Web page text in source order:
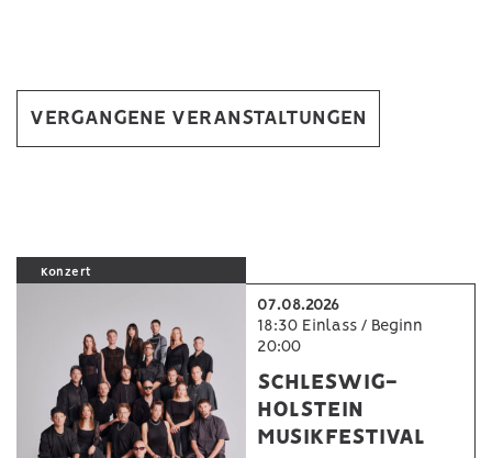
VERGANGENE VERANSTALTUNGEN
Konzert
07.08.2026
18:30 Einlass / Beginn
20:00
SCHLESWIG-
HOLSTEIN
MUSIKFESTIVAL